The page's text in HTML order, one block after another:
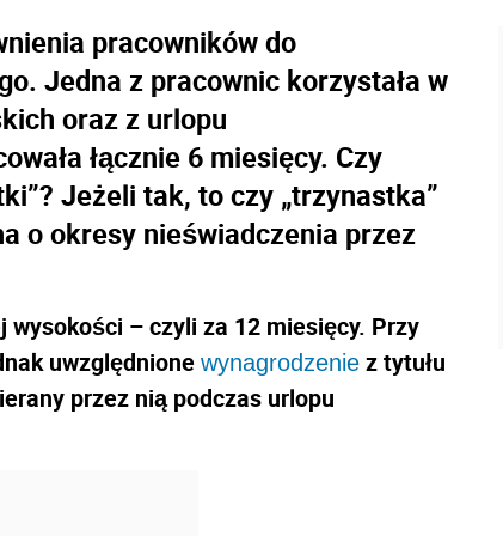
pracowników do
Jedna z pracownic korzystała w
oraz z urlopu
łącznie 6 miesięcy. Czy
Jeżeli tak, to czy „trzynastka”
o okresy nieświadczenia przez
wysokości – czyli za 12 miesięcy. Przy
uwzględnione wynagrodzenie z tytułu
przez nią podczas urlopu